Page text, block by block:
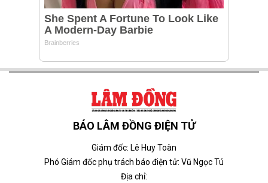
BÁO LÂM ĐỒNG ĐIỆN TỬ
Giám đốc: Lê Huy Toàn
Phó Giám đốc phụ trách báo điện tử: Vũ Ngọc Tú
Địa chỉ: